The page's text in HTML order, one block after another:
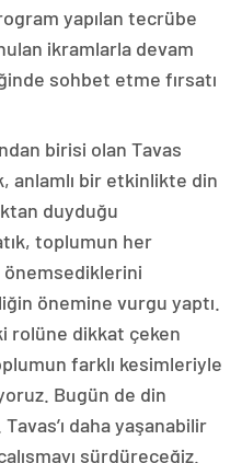
yapılan tecrübe
ikramlarla devam
sohbet etme fırsatı
birisi olan Tavas
anlamlı bir etkinlikte din
duyduğu
toplumun her
önemsediklerini
önemine vurgu yaptı.
rolüne dikkat çeken
farklı kesimleriyle
Bugün de din
daha yaşanabilir
sürdüreceğiz.